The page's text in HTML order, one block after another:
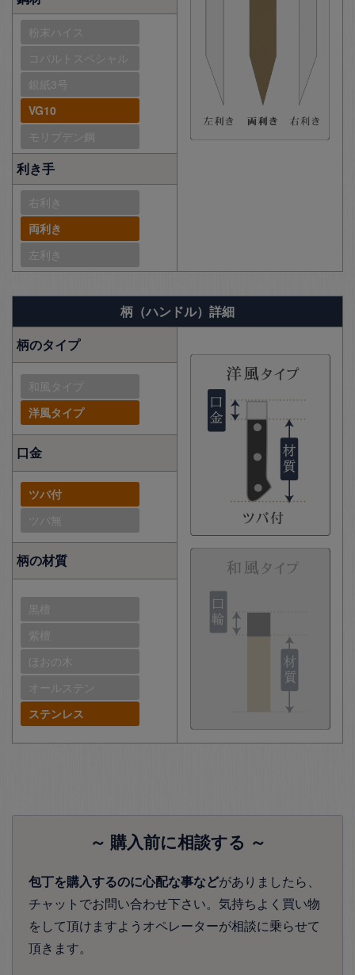
粉末ハイス
コバルトスペシャル
銀紙3号
VG10
モリブデン鋼
利き手
右利き
両利き
左利き
柄（ハンドル）詳細
柄のタイプ
和風タイプ
洋風タイプ
口金
ツバ付
ツバ無
柄の材質
黒檀
紫檀
ほおの木
オールステン
ステンレス
～ 購入前に相談する ～
包丁を購入するのに心配な事などがありましたら、
チャットでお問い合わせ下さい。気持ちよく買い物
をして頂けますようオペレーターが相談に乗らせて
頂きます。